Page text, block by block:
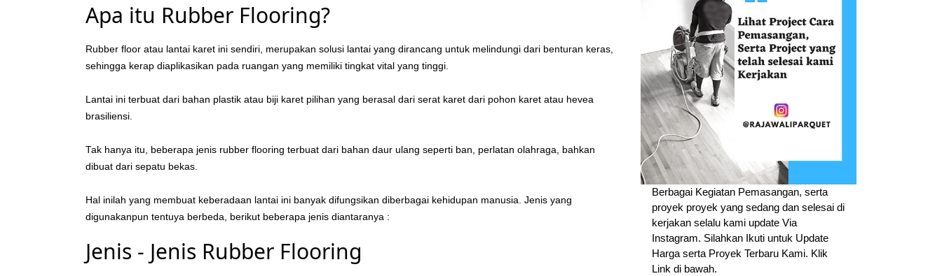
Apa itu Rubber Flooring?
Rubber floor atau lantai karet ini sendiri, merupakan solusi lantai yang dirancang untuk melindungi dari benturan keras,
sehingga kerap diaplikasikan pada ruangan yang memiliki tingkat vital yang tinggi.
Lantai ini terbuat dari bahan plastik atau biji karet pilihan yang berasal dari serat karet dari pohon karet atau hevea
brasiliensi.
Tak hanya itu, beberapa jenis rubber flooring terbuat dari bahan daur ulang seperti ban, perlatan olahraga, bahkan
dibuat dari sepatu bekas.
Hal inilah yang membuat keberadaan lantai ini banyak difungsikan diberbagai kehidupan manusia. Jenis yang
digunakanpun tentuya berbeda, berikut beberapa jenis diantaranya :
Jenis - Jenis Rubber Flooring
Berbagai Kegiatan Pemasangan, serta
proyek proyek yang sedang dan selesai di
kerjakan selalu kami update Via
Instagram. Silahkan Ikuti untuk Update
Harga serta Proyek Terbaru Kami. Klik
Link di bawah.